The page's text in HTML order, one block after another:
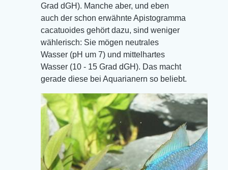
Grad dGH). Manche aber, und eben
auch der schon erwähnte Apistogramma
cacatuoides gehört dazu, sind weniger
wählerisch: Sie mögen neutrales
Wasser (pH um 7) und mittelhartes
Wasser (10 - 15 Grad dGH). Das macht
gerade diese bei Aquarianern so beliebt.